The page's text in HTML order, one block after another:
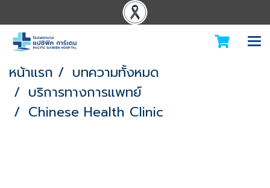
หน้าแรก
บทความทั้งหมด
บริการทางการแพทย์
Chinese Health Clinic